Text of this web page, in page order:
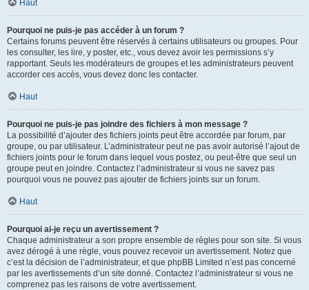
Haut
Pourquoi ne puis-je pas accéder à un forum ?
Certains forums peuvent être réservés à certains utilisateurs ou groupes. Pour
les consulter, les lire, y poster, etc., vous devez avoir les permissions s’y
rapportant. Seuls les modérateurs de groupes et les administrateurs peuvent
accorder ces accès, vous devez donc les contacter.
Haut
Pourquoi ne puis-je pas joindre des fichiers à mon message ?
La possibilité d’ajouter des fichiers joints peut être accordée par forum, par
groupe, ou par utilisateur. L’administrateur peut ne pas avoir autorisé l’ajout de
fichiers joints pour le forum dans lequel vous postez, ou peut-être que seul un
groupe peut en joindre. Contactez l’administrateur si vous ne savez pas
pourquoi vous ne pouvez pas ajouter de fichiers joints sur un forum.
Haut
Pourquoi ai-je reçu un avertissement ?
Chaque administrateur a son propre ensemble de règles pour son site. Si vous
avez dérogé à une règle, vous pouvez recevoir un avertissement. Notez que
c’est la décision de l’administrateur, et que phpBB Limited n’est pas concerné
par les avertissements d’un site donné. Contactez l’administrateur si vous ne
comprenez pas les raisons de votre avertissement.